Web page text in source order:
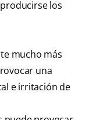
los
mucho más
una
e irritación de